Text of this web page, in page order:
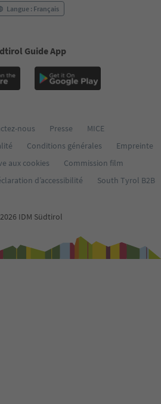
Langue : Français
Guide App
nous Presse
MICE
Conditions générales
Empreinte
aux cookies
Commission film
d’accessibilité South Tyrol B2B
IDM Südtirol